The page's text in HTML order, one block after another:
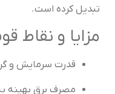
تبدیل کرده است.
مزایا و نقاط
قدرت سرمایش و
مصرف برق بهینه